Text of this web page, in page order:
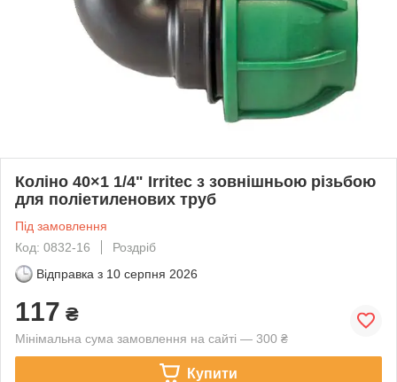
Коліно 40×1 1/4" Irritec з зовнішньою різьбою
для поліетиленових труб
Під замовлення
Код: 0832-16
Роздріб
Відправка з 10 серпня 2026
117 ₴
Мінімальна сума замовлення на сайті — 300 ₴
Купити